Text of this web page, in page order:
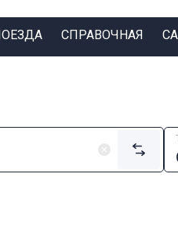
СПРАВОЧНАЯ